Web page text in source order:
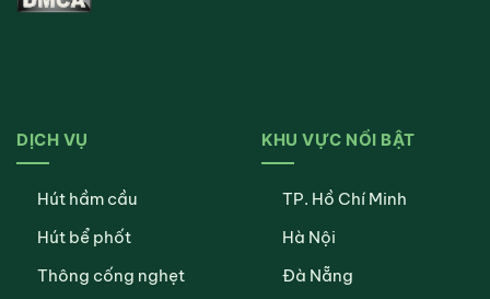
DỊCH VỤ
Hút hầm cầu
Hút bể phốt
Thông cống nghẹt
KHU VỰC NỔI BẬT
TP. Hồ Chí Minh
Hà Nội
Đà Nẵng